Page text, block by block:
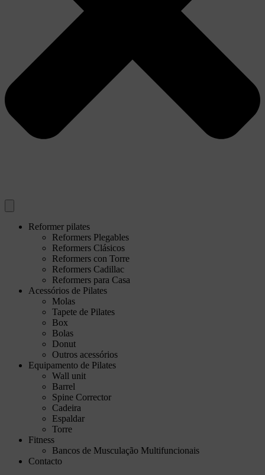
Reformer pilates
Reformers Plegables
Reformers Clásicos
Reformers con Torre
Reformers Cadillac
Reformers para Casa
Acessórios de Pilates
Molas
Tapete de Pilates
Box
Bolas
Donut
Outros acessórios
Equipamento de Pilates
Wall unit
Barrel
Spine Corrector
Cadeira
Espaldar
Torre
Fitness
Bancos de Musculação Multifuncionais
Contacto